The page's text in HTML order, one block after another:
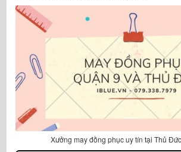
Xưởng may đồng phục uy tín tại Thủ